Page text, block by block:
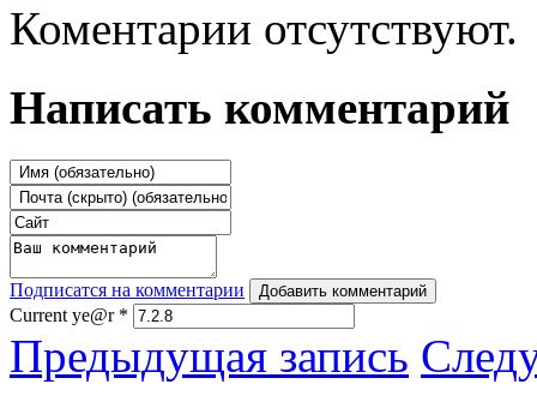
Коментарии отсутствуют.
Написать комментарий
Подписатся на комментарии Добавить комментарий
Current ye@r *
Предыдущая запись